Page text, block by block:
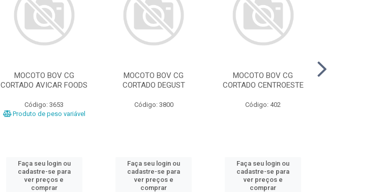
MOCOTO BOV CG
CORTADO AVICAR FOODS
Código: 3653
Produto de peso variável
Faça seu login ou
cadastre-se para
ver preços e
comprar
MOCOTO BOV CG
CORTADO DEGUST
Código: 3800
Faça seu login ou
cadastre-se para
ver preços e
comprar
MOCOTO BOV CG
CORTADO CENTROESTE
Código: 402
Faça seu login ou
cadastre-se para
ver preços e
comprar